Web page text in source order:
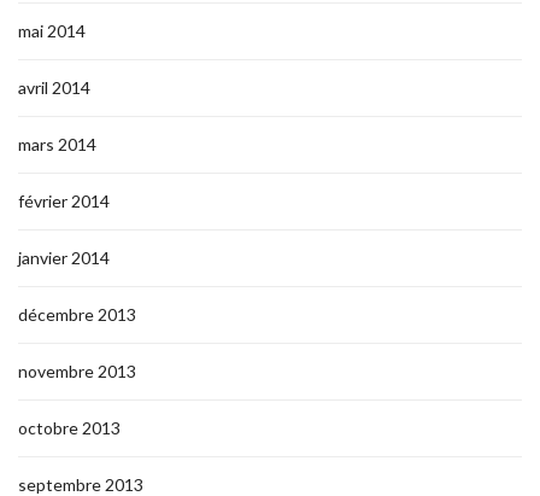
mai 2014
avril 2014
mars 2014
février 2014
janvier 2014
décembre 2013
novembre 2013
octobre 2013
septembre 2013